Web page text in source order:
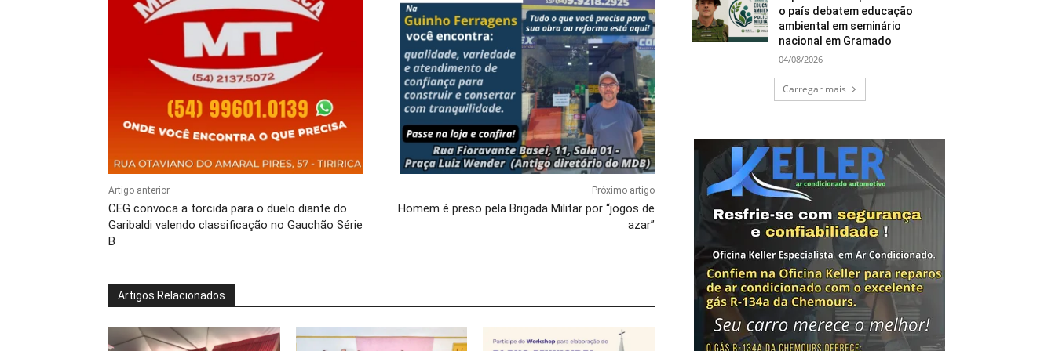
Artigo anterior
CEG convoca a torcida para o duelo diante do
Garibaldi valendo classificação no Gauchão Série
B
Próximo artigo
Homem é preso pela Brigada Militar por “jogos de
azar”
Artigos Relacionados
o país debatem educação
ambiental em seminário
nacional em Gramado
04/08/2026
Carregar mais